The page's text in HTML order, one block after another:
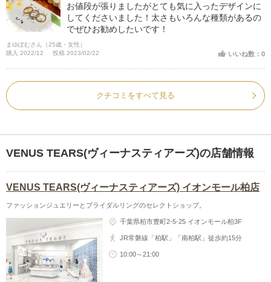
お値段が張りましたがとても気に入ったデザインに
してくださいました！太さもいろんな種類があるの
でぜひお勧めしたいです！
まゆぽむさん（25歳・女性）
購入 2022/12
投稿 2023/02/22 いいね数：0
クチコミをすべて見る
VENUS TEARS(ヴィーナスティアーズ)の店舗情報
VENUS TEARS(ヴィーナスティアーズ) イオンモール柏店
ファッションジュエリーとブライダルリングのセレクトショップ。
千葉県柏市豊町2-5-25 イオンモール柏3F
JR常磐線「柏駅」「南柏駅」徒歩約15分
10:00～21:00